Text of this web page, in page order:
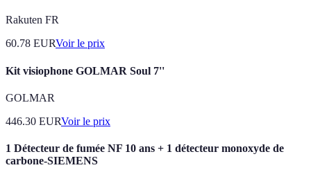
Rakuten FR
60.78 EURVoir le prix
Kit visiophone GOLMAR Soul 7''
GOLMAR
446.30 EURVoir le prix
1 Détecteur de fumée NF 10 ans + 1 détecteur monoxyde de
carbone-SIEMENS